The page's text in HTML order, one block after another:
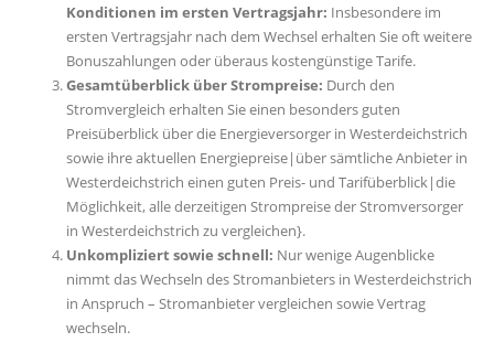
Konditionen im ersten Vertragsjahr: Insbesondere im
ersten Vertragsjahr nach dem Wechsel erhalten Sie oft weitere
Bonuszahlungen oder überaus kostengünstige Tarife.
Gesamtüberblick über Strompreise: Durch den
Stromvergleich erhalten Sie einen besonders guten
Preisüberblick über die Energieversorger in Westerdeichstrich
sowie ihre aktuellen Energiepreise|über sämtliche Anbieter in
Westerdeichstrich einen guten Preis- und Tarifüberblick|die
Möglichkeit, alle derzeitigen Strompreise der Stromversorger
in Westerdeichstrich zu vergleichen}.
Unkompliziert sowie schnell: Nur wenige Augenblicke
nimmt das Wechseln des Stromanbieters in Westerdeichstrich
in Anspruch – Stromanbieter vergleichen sowie Vertrag
wechseln.